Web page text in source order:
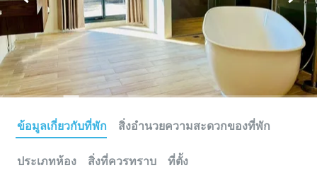
ข้อมูลเกี่ยวกับที่พัก สิ่งอำนวยความสะดวกของที่พัก
ประเภทห้อง สิ่งที่ควรทราบ ที่ตั้ง